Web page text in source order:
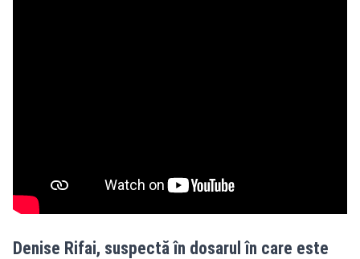
Denise Rifai, suspectă în dosarul în care este